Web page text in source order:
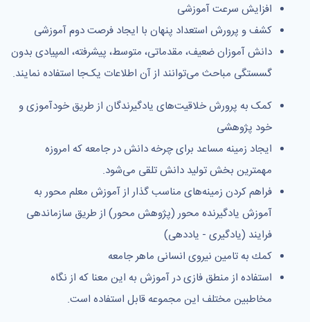
افزایش سرعت آموزشی
كشف و پرورش استعداد پنهان با ایجاد فرصت دوم آموزشی
دانش آموزان ضعیف، مقدماتی، متوسط، پیشرفته، المپیادی بدون
گسستگی مباحث می‌توانند از آن اطلاعات یک‌جا استفاده نمایند.
كمک به پرورش خلاقیت‌های یادگیرندگان از طریق خودآموزی و
خود پژوهشی
ایجاد زمینه مساعد برای چرخه دانش در جامعه كه امروزه
مهمترین بخش تولید دانش تلقی می‌شود.
فراهم كردن زمینه‌های مناسب گذار از آموزش معلم محور به
آموزش یادگیرنده محور (پژوهش محور) از طریق سازماندهی
فرایند (یادگیری - یاددهی)
كمك به تامین نیروی انسانی ماهر جامعه
استفاده از منطق فازی در آموزش به این معنا که از نگاه
مخاطبین مختلف این مجموعه قابل استفاده است.